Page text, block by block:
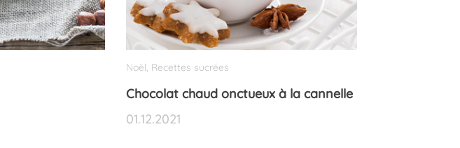
Noël Recettes sucrées
Chocolat chaud onctueux à la cannelle
01.12.2021